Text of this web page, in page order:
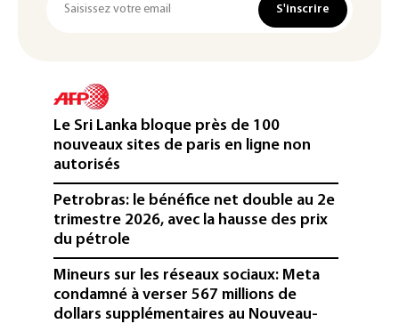
S'inscrire
Le Sri Lanka bloque près de 100
nouveaux sites de paris en ligne non
autorisés
Petrobras: le bénéfice net double au 2e
trimestre 2026, avec la hausse des prix
du pétrole
Mineurs sur les réseaux sociaux: Meta
condamné à verser 567 millions de
dollars supplémentaires au Nouveau-